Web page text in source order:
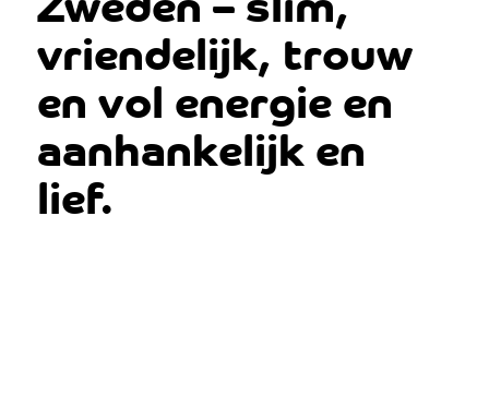
vriendelijk, trouw
en vol energie en
aanhankelijk en
lief.